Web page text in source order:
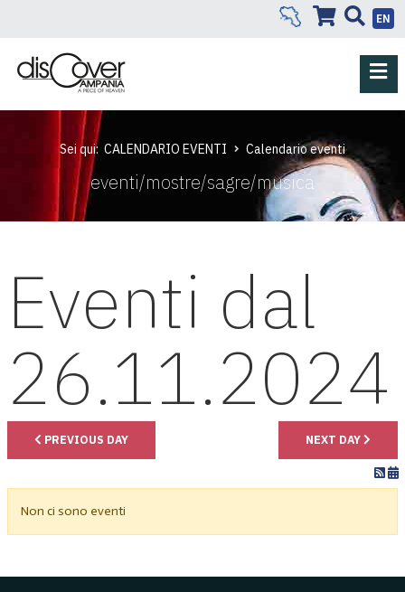
EN
Sei qui: CALENDARIO EVENTI Calendario eventi
eventi/mostre/sagre/musica
Eventi dal
26.11.2024
PREVIOUS DAY NEXT DAY
Non ci sono eventi